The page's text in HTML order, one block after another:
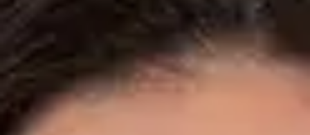
Cardiología Especialista
Dr. Fidel Ernesto Mesa Prado